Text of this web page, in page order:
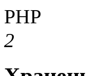
PHP
2